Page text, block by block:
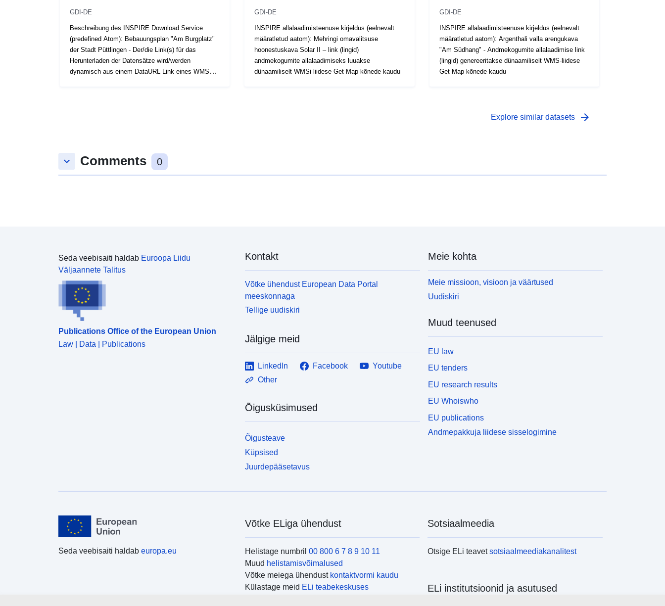
GDI-DE
Beschreibung des INSPIRE Download Service
(predefined Atom): Bebauungsplan "Am Burgplatz"
der Stadt Püttlingen - Der/die Link(s) für das
Herunterladen der Datensätze wird/werden
dynamisch aus einem DataURL Link eines WMS
GDI-DE
INSPIRE allalaadimisteenuse kirjeldus (eelnevalt
määratletud aatom): Mehringi omavalitsuse
hoonestuskava Solar II – link (lingid)
andmekogumite allalaadimiseks luuakse
dünaamiliselt WMSi liidese Get Map kõnede kaudu
GDI-DE
INSPIRE allalaadimisteenuse kirjeldus (eelnevalt
määratletud aatom): Argenthali valla arengukava
"Am Südhang" - Andmekogumite allalaadimise link
(lingid) genereeritakse dünaamiliselt WMS-liidese
Get Map kõnede kaudu
Explore similar datasets arrow_forward
keyboard_arrow_down Comments 0
Seda veebisaiti haldab Euroopa Liidu
Väljaannete Talitus
Publications Office of the European Union
Law | Data | Publications
Kontakt
Võtke ühendust European Data Portal
meeskonnaga
Tellige uudiskiri
Jälgige meid
LinkedIn Facebook
Youtube
Other
Õigusküsimused
Õigusteave
Küpsised
Juurdepääsetavus
Meie kohta
Meie missioon, visioon ja väärtused
Uudiskiri
Muud teenused
EU law
EU tenders
EU research results
EU Whoiswho
EU publications
Andmepakkuja liidese sisselogimine
Seda veebisaiti haldab europa.eu
Võtke ELiga ühendust
Helistage numbril 00 800 6 7 8 9 10 11
Muud helistamisvõimalused
Võtke meiega ühendust kontaktvormi kaudu
Külastage meid ELi teabekeskuses
Sotsiaalmeedia
Otsige ELi teavetsotsiaalmeediakanalitest
ELi institutsioonid ja asutused